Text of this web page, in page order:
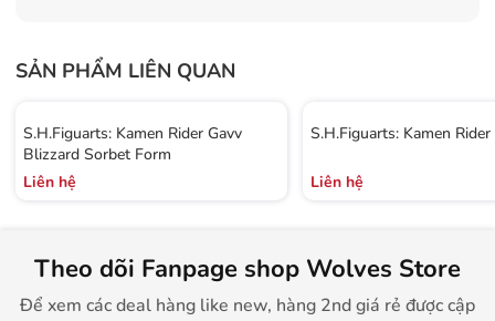
SẢN PHẨM LIÊN QUAN
S.H.Figuarts: Kamen Rider Gavv
Blizzard Sorbet Form
Liên hệ
S.H.Figuarts: Kamen
Liên hệ
Theo dõi Fanpage shop Wolves Store
Để xem các deal hàng like new, hàng 2nd giá rẻ được cập